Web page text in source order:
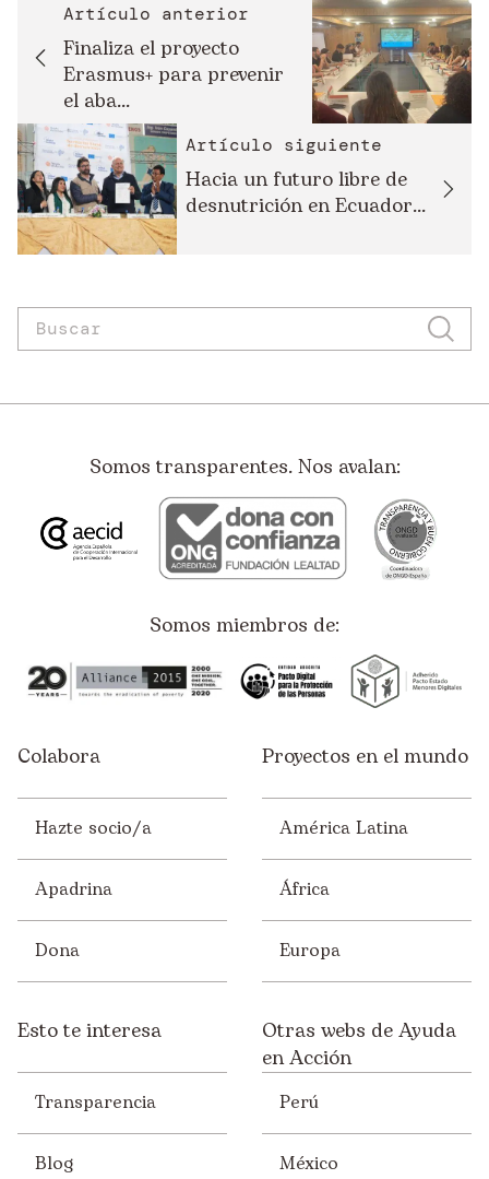
Artículo anterior
Finaliza el proyecto
Erasmus+ para prevenir
el aba...
Artículo siguiente
Hacia un futuro libre de
desnutrición en Ecuador...
Somos transparentes. Nos avalan:
Somos miembros de:
Colabora
Hazte socio/a
Apadrina
Dona
Proyectos en el mundo
América Latina
África
Europa
Esto te interesa
Transparencia
Blog
Otras webs de Ayuda
en Acción
Perú
México